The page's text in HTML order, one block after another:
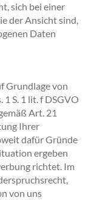
sich bei einer
der Ansicht sind,
Daten
Grundlage von
S. 1 lit. f DSGVO
Art. 21
Ihrer
dafür Gründe
ergeben
richtet. Im
von uns